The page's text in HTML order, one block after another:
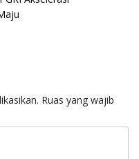
Ruas yang wajib